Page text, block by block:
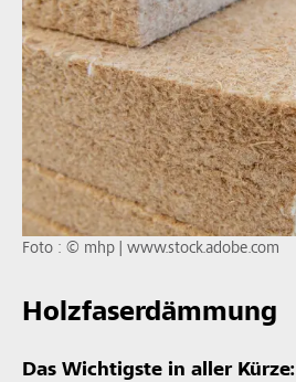
Holzfaserdämmung
Das Wichtigste in aller Kürze:
Foto : © mhp | www.stock.adobe.com